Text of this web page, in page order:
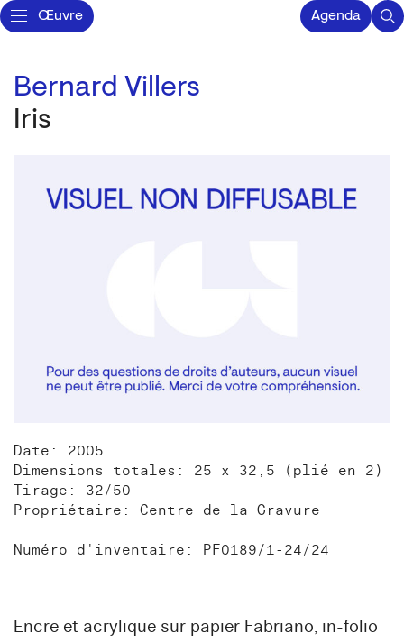
Œuvre Agenda
Bernard Villers
Iris
Date: 2005
Dimensions totales: 25 x 32,5 (plié en 2)
Tirage: 32/50
Propriétaire: Centre de la Gravure
Numéro d'inventaire: PF0189/1-24/24
Encre et acrylique sur papier Fabriano, in-folio